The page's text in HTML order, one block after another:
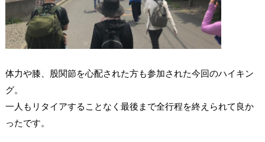
体力や膝、股関節を心配された方も参加された今回のハイキン
グ。
一人もリタイアすることなく最後まで全行程を終えられて良か
ったです。